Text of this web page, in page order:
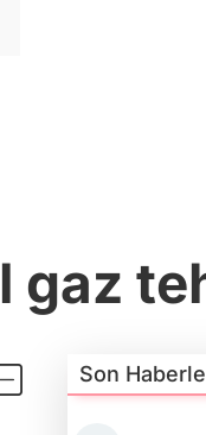
gaz
Son